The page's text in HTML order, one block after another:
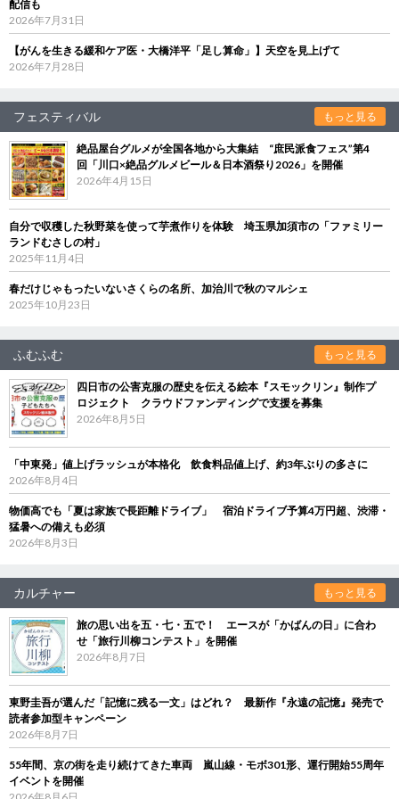
配信も
2026年7月31日
【がんを生きる緩和ケア医・大橋洋平「足し算命」】天空を見上げて
2026年7月28日
フェスティバル もっと見る
絶品屋台グルメが全国各地から大集結 “庶民派食フェス”第4
回「川口×絶品グルメビール＆日本酒祭り2026」を開催
2026年4月15日
自分で収穫した秋野菜を使って芋煮作りを体験 埼玉県加須市の「ファミリー
ランドむさしの村」
2025年11月4日
春だけじゃもったいないさくらの名所、加治川で秋のマルシェ
2025年10月23日
ふむふむ もっと見る
四日市の公害克服の歴史を伝える絵本『スモックリン』制作プ
ロジェクト クラウドファンディングで支援を募集
2026年8月5日
「中東発」値上げラッシュが本格化 飲食料品値上げ、約3年ぶりの多さに
2026年8月4日
物価高でも「夏は家族で長距離ドライブ」 宿泊ドライブ予算4万円超、渋滞・
猛暑への備えも必須
2026年8月3日
カルチャー もっと見る
旅の思い出を五・七・五で！ エースが「かばんの日」に合わ
せ「旅行川柳コンテスト」を開催
2026年8月7日
東野圭吾が選んだ「記憶に残る一文」はどれ？ 最新作『永遠の記憶』発売で
読者参加型キャンペーン
2026年8月7日
55年間、京の街を走り続けてきた車両 嵐山線・モボ301形、運行開始55周年
イベントを開催